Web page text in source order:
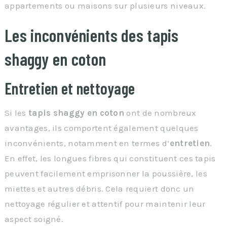
appartements ou maisons sur plusieurs niveaux.
Les inconvénients des tapis
shaggy en coton
Entretien et nettoyage
Si les tapis shaggy en coton ont de nombreux
avantages, ils comportent également quelques
inconvénients, notamment en termes d’entretien.
En effet, les longues fibres qui constituent ces tapis
peuvent facilement emprisonner la poussière, les
miettes et autres débris. Cela requiert donc un
nettoyage régulier et attentif pour maintenir leur
aspect soigné.